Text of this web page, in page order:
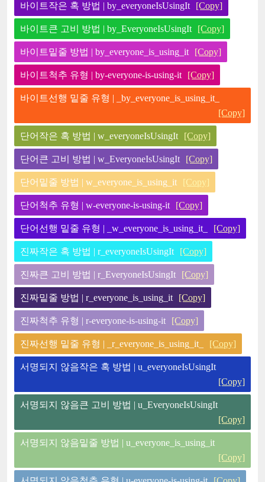
바이트작은 혹 방법 | by_everyoneIsUsingIt [Copy]
바이트큰 고비 방법 | by_EveryoneIsUsingIt [Copy]
바이트밑줄 방법 | by_everyone_is_using_it [Copy]
바이트척추 유형 | by-everyone-is-using-it [Copy]
바이트선행 밑줄 유형 | _by_everyone_is_using_it_
[Copy]
단어작은 혹 방법 | w_everyoneIsUsingIt [Copy]
단어큰 고비 방법 | w_EveryoneIsUsingIt [Copy]
단어밑줄 방법 | w_everyone_is_using_it [Copy]
단어척추 유형 | w-everyone-is-using-it [Copy]
단어선행 밑줄 유형 | _w_everyone_is_using_it_ [Copy]
진짜작은 혹 방법 | r_everyoneIsUsingIt [Copy]
진짜큰 고비 방법 | r_EveryoneIsUsingIt [Copy]
진짜밑줄 방법 | r_everyone_is_using_it [Copy]
진짜척추 유형 | r-everyone-is-using-it [Copy]
진짜선행 밑줄 유형 | _r_everyone_is_using_it_ [Copy]
서명되지 않음작은 혹 방법 | u_everyoneIsUsingIt
[Copy]
서명되지 않음큰 고비 방법 | u_EveryoneIsUsingIt
[Copy]
서명되지 않음밑줄 방법 | u_everyone_is_using_it
[Copy]